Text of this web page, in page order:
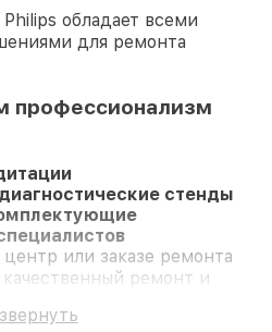
обладает всеми
для ремонта
профессионализм
стенды
или заказе ремонта
ремонт и